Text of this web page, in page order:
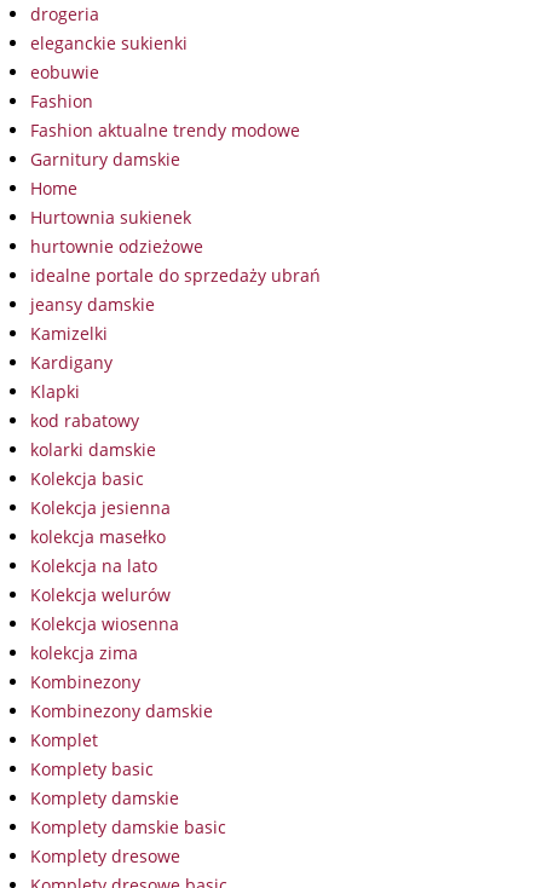
drogeria
eleganckie sukienki
eobuwie
Fashion
Fashion aktualne trendy modowe
Garnitury damskie
Home
Hurtownia sukienek
hurtownie odzieżowe
idealne portale do sprzedaży ubrań
jeansy damskie
Kamizelki
Kardigany
Klapki
kod rabatowy
kolarki damskie
Kolekcja basic
Kolekcja jesienna
kolekcja masełko
Kolekcja na lato
Kolekcja welurów
Kolekcja wiosenna
kolekcja zima
Kombinezony
Kombinezony damskie
Komplet
Komplety basic
Komplety damskie
Komplety damskie basic
Komplety dresowe